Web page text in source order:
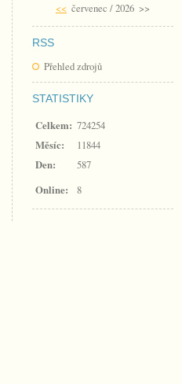
<< červenec / 2026 >>
RSS
Přehled zdrojů
STATISTIKY
Online: 8
Celkem: 724254
Měsíc:
11844
Den:
587